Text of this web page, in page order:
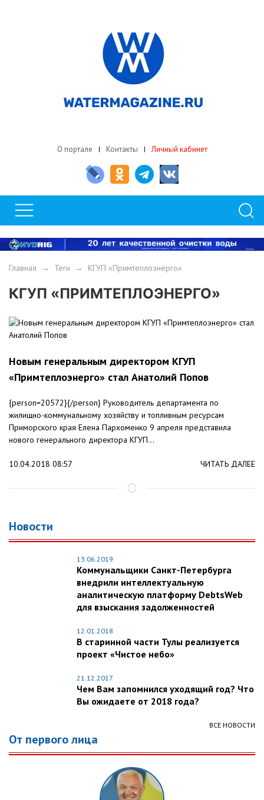
О портале Контакты Личный кабинет
Главная → Теги → КГУП «Примтеплоэнерго»
КГУП «ПРИМТЕПЛОЭНЕРГО»
Новым генеральным директором КГУП
«Примтеплоэнерго» стал Анатолий Попов
{person=20572}{/person} Руководитель департамента по
жилищно-коммунальному хозяйству и топливным ресурсам
Приморского края Елена Пархоменко 9 апреля представила
нового генерального директора КГУП...
10.04.2018 08:57 ЧИТАТЬ ДАЛЕЕ
Новости
13.06.2019
Коммунальщики Санкт-Петербурга
внедрили интеллектуальную
аналитическую платформу DebtsWeb
для взыскания задолженностей
12.01.2018
В старинной части Тулы реализуется
проект «Чистое небо»
21.12.2017
Чем Вам запомнился уходящий год? Что
Вы ожидаете от 2018 года?
ВСЕ НОВОСТИ
От первого лица